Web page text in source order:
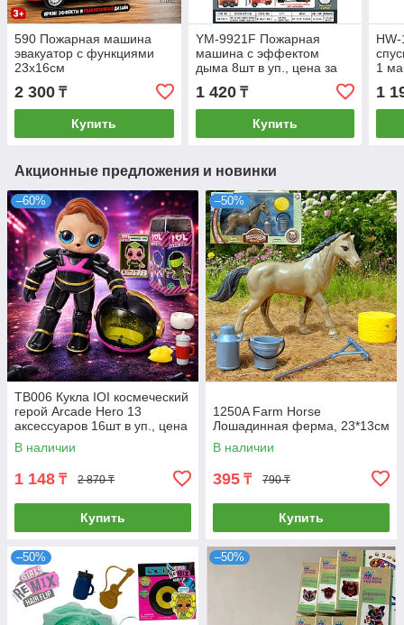
590 Пожарная машина
эвакуатор с функциями
23х16см
2 300 ₸
Купить
YM-9921F Пожарная
машина с эффектом
дыма 8шт в уп., цена за
1шт 21х9,5см
1 420₸
Купить
HW-
1
1
Акционные предложения и новинки
–60%
TB006 Кукла IOI космеческий
герой Arcade Hero 13
аксессуаров 16шт в уп., цена
за 1шт
В наличии
1 148 ₸ 2 870 ₸
Купить
–50%
1250A Farm Horse
Лошадинная ферма, 23*13см
В наличии
395 ₸ 790 ₸
Купить
–50% –50%